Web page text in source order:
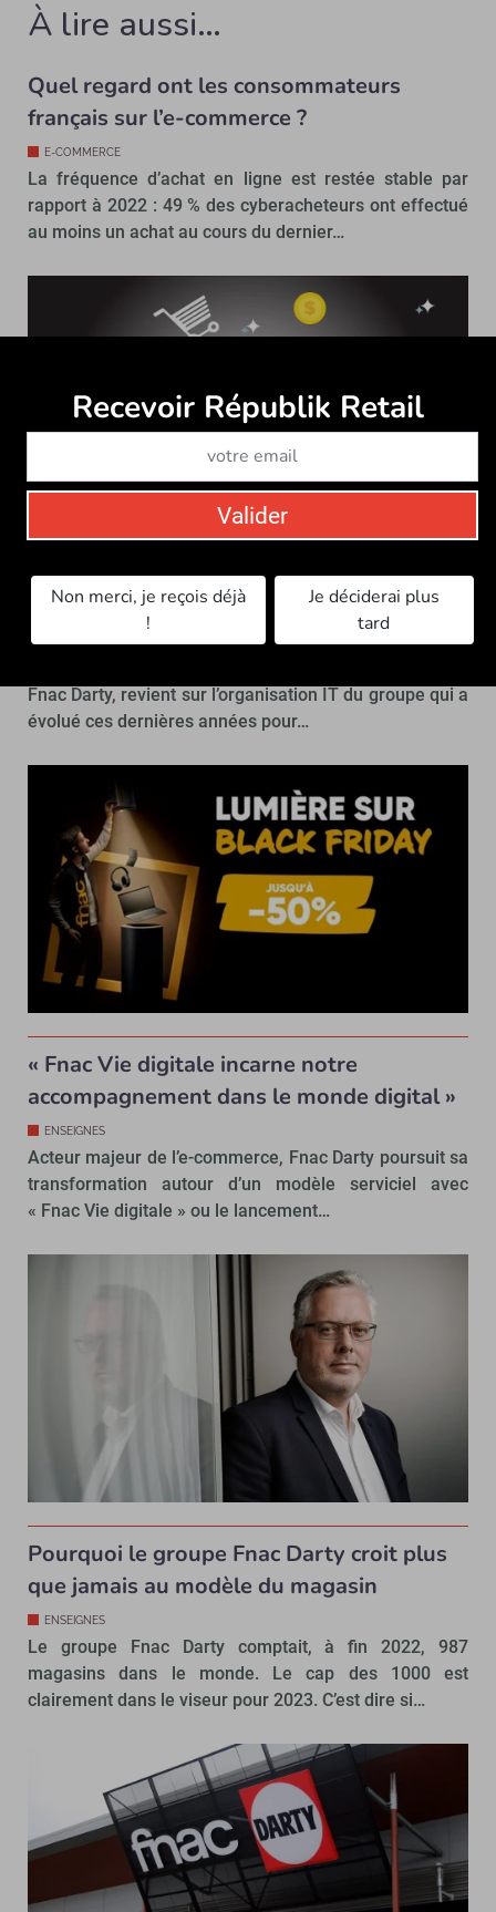
À lire aussi…
Quel regard ont les consommateurs
français sur l’e-commerce ?
E-COMMERCE
La fréquence d’achat en ligne est restée stable par
rapport à 2022 : 49 % des cyberacheteurs ont effectué
au moins un achat au cours du dernier…
E-commerce : la méthode de Fnac Darty
pour absorber le pic du Black Friday
Fnac Darty, revient sur l’organisation IT du groupe qui a
évolué ces dernières années pour…
« Fnac Vie digitale incarne notre
accompagnement dans le monde digital »
ENSEIGNES
Acteur majeur de l’e-commerce, Fnac Darty poursuit sa
transformation autour d’un modèle serviciel avec
« Fnac Vie digitale » ou le lancement…
Pourquoi le groupe Fnac Darty croit plus
que jamais au modèle du magasin
ENSEIGNES
Le groupe Fnac Darty comptait, à fin 2022, 987
magasins dans le monde. Le cap des 1000 est
clairement dans le viseur pour 2023. C’est dire si…
Recevoir Républik Retail
Valider
Non merci, je reçois déjà
!
Je déciderai plus
tard